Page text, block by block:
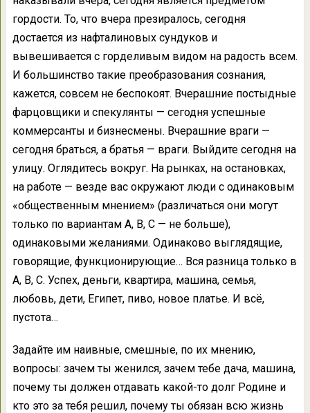
гордости. То, что вчера презиралось, сегодня
достается из нафталиновых сундуков и
вывешивается с горделивым видом на радость всем.
И большинство такие преобразования сознания,
кажется, совсем не беспокоят. Вчерашние постыдные
фарцовщики и спекулянты — сегодня успешные
коммерсанты и бизнесмены. Вчерашние враги —
сегодня браться, а братья — враги. Выйдите сегодня на
улицу. Оглядитесь вокруг. На рынках, на остановках,
на работе — везде вас окружают люди с одинаковым
«общественным мнением» (различаться они могут
только по вариантам А, В, С — не больше),
одинаковыми желаниями. Одинаково выглядящие,
говорящие, функционирующие… Вся разница только в
А, В, С. Успех, деньги, квартира, машина, семья,
любовь, дети, Египет, пиво, новое платье. И всё,
пустота…
Задайте им наивные, смешные, по их мнению,
вопросы: зачем ты женился, зачем тебе дача, машина,
почему ты должен отдавать какой-то долг Родине и
кто это за тебя решил, почему ты обязан всю жизнь